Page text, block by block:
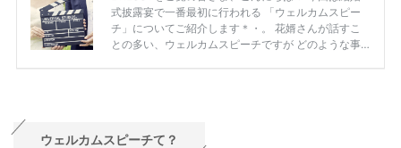
ウェルカムスピーチて？